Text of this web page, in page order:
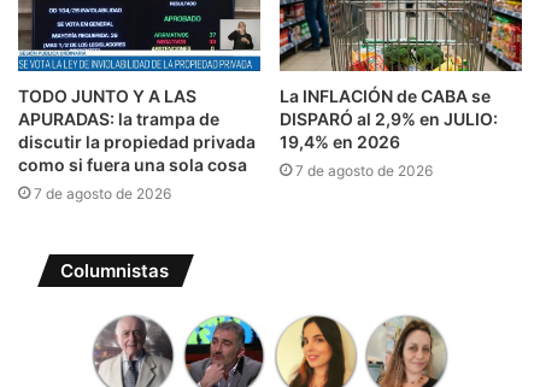
TODO JUNTO Y A LAS
APURADAS: la trampa de
discutir la propiedad privada
como si fuera una sola cosa
7 de agosto de 2026
La INFLACIÓN de CABA se
DISPARÓ al 2,9% en JULIO:
19,4% en 2026
7 de agosto de 2026
Columnistas